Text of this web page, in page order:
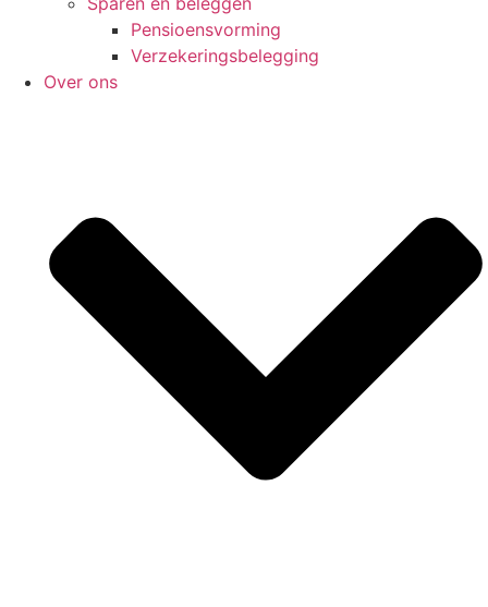
Pensioensvorming
Verzekeringsbelegging
Over ons